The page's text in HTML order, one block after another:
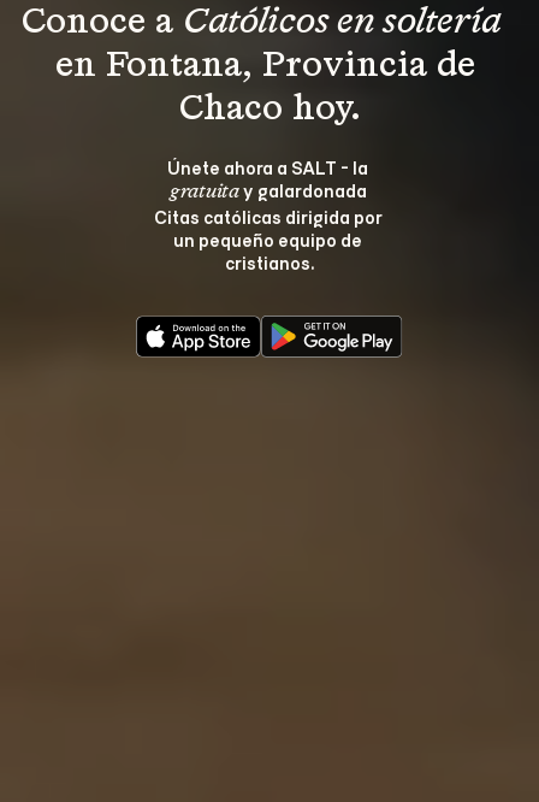
Conoce a Católicos en soltería
en Fontana, Provincia de
Chaco hoy.
Únete ahora a SALT - la
gratuita y galardonada
Citas católicas dirigida por
un pequeño equipo de
cristianos.